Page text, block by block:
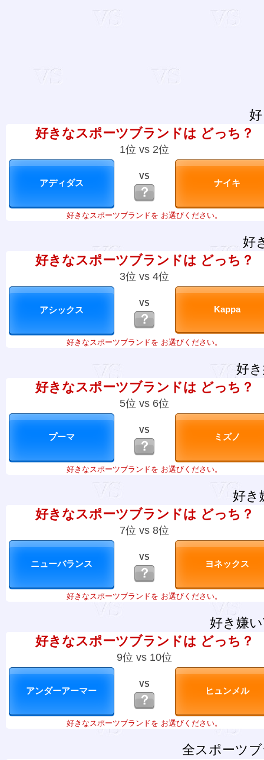
好きなスポーツブランドは どっち？
1位 vs 2位
VS
？
好きなスポーツブランドを お選びください。
好
好きなスポーツブランドは どっち？
3位 vs 4位
VS
？
好きなスポーツブランドを お選びください。
好
好きなスポーツブランドは どっち？
5位 vs 6位
VS
？
好きなスポーツブランドを お選びください。
好き
好きなスポーツブランドは どっち？
7位 vs 8位
VS
？
好きなスポーツブランドを お選びください。
好き嫌
好きなスポーツブランドは どっち？
9位 vs 10位
VS
？
好きなスポーツブランドを お選びください。
全スポーツ